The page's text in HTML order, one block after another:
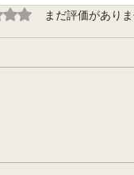
うち0と評価されて
まだ評価があり